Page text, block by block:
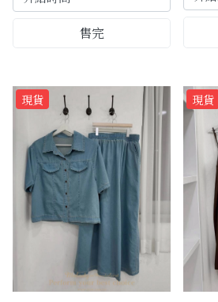
售完
現貨 現貨